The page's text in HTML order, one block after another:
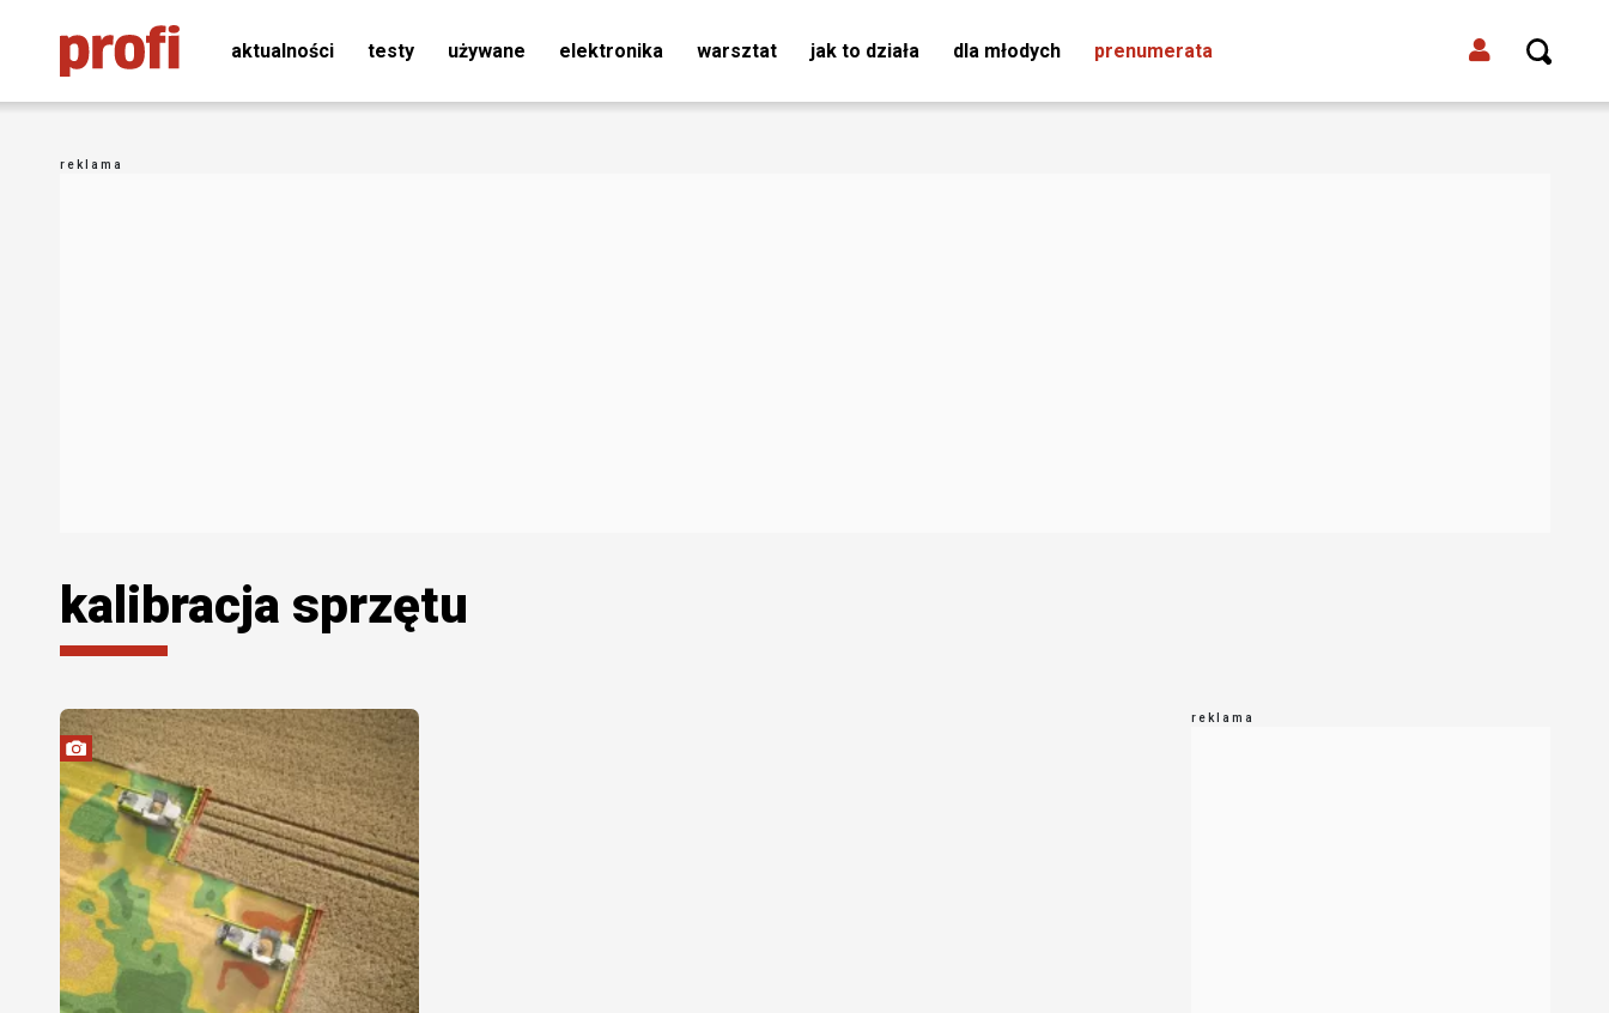
aktualności testy używane elektronika warsztat jak to działa dla młodych prenumerata
kalibracja sprzętu